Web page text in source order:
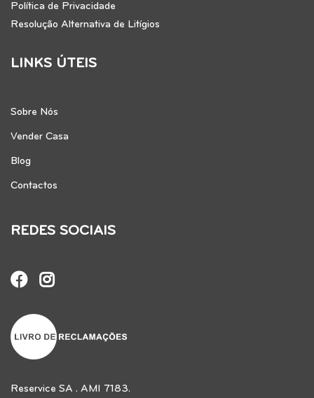
Política de Privacidade
Resolução Alternativa de Litígios
LINKS ÚTEIS
Sobre Nós
Vender Casa
Blog
Contactos
REDES SOCIAIS
Reservice SA . AMI 7183.